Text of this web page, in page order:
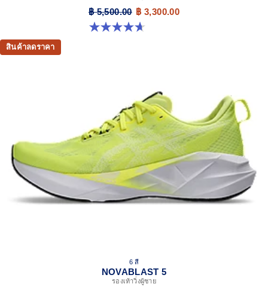
฿ 5,500.00 ฿ 3,300.00
4.7 จาก 5 ดาว 21 รีวิว
สินค้าลดราคา
6 สี
NOVABLAST 5
รองเท้าวิ่งผู้ชาย